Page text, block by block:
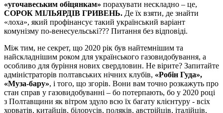
«угочавеським обіцянкам» порахувати нескладно – це,
СОРОК МІЛЬЯРДІВ ГРИВЕНЬ. Де їх взяти, де знайти
«лоха», який профінансує такий український варіант
комунізму по-венесуельські??? Питання без відповіді.
Між тим, не секрет, що 2020 рік був найтемнішим та
найскладнішим роком для українського газовидобування, а
особливо для буріння нових свердловин. Не вірите? Запитайте
адміністраторів полтавських нічних клубів, «Робін Гуда»,
«Муза-бару», і того, що згорів. Вони вам точно розкажуть про
стан справ у газовидобуванні – бо потерпають, бо у 2020 році
з Полтавщини як вітром здуло всю їх багату клієнтуру - всіх
хорватів, китайців, білорусів, поляків, австрійців, італійців,